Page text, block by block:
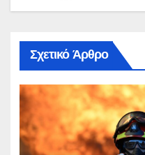
Σχετικό Άρθρο